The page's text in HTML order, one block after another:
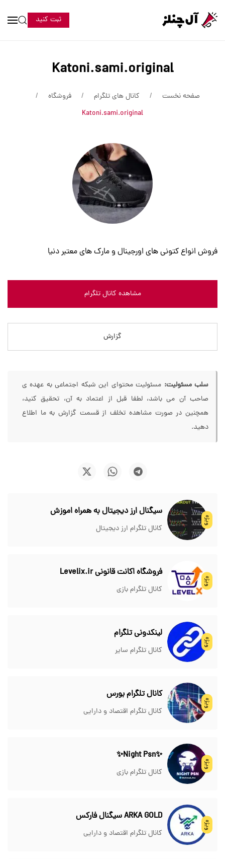
ثبت کنید
Katoni.sami.original
صفحه نخست کانال های تلگرام
فروشگاه
Katoni.sami.original
فروش انواع کتونی های اورجینال و مارک های معتبر دنیا
مشاهده کانال تلگرام
گزارش
سلب مسئولیت: مسئولیت محتوای این شبکه اجتماعی به عهده ی
صاحب آن می باشد، لطفا قبل از اعتماد به آن، تحقیق کنید،
همچنین در صورت مشاهده تخلف از قسمت گزارش به ما اطلاع
دهید.
ویژه
سیگنال ارز دیجیتال به همراه اموزش
کانال تلگرام ارز دیجیتال
ویژه
فروشگاه اکانت قانونی Levelix.ir
کانال تلگرام بازی
ویژه
لینکدونی تلگرام
کانال تلگرام سایر
ویژه
کانال تلگرام بورس
کانال تلگرام اقتصاد و دارایی
ویژه
✨Night Psn✨
کانال تلگرام بازی
ویژه
ARKA GOLD سیگنال فارکس
کانال تلگرام اقتصاد و دارایی